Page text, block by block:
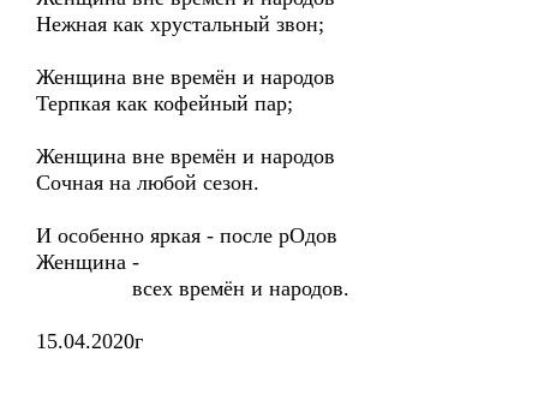
Нежная как хрустальный звон;
Женщина вне времён и народов
Терпкая как кофейный пар;
Женщина вне времён и народов
Сочная на любой сезон.
И особенно яркая - после рОдов
Женщина -
всех времён и народов.
15.04.2020г